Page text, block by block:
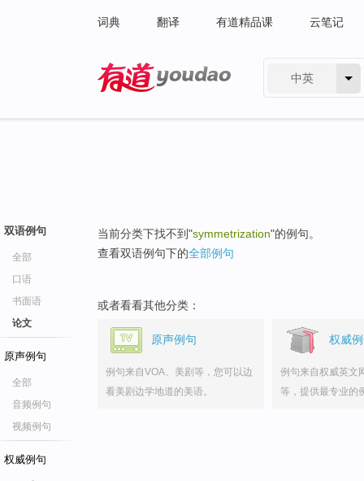
词典 翻译 有道精品课 云笔记
中英
双语例句
全部
口语
书面语
论文
原声例句
全部
音频例句
视频例句
权威例句
当前分类下找不到"symmetrization"的例句。
查看双语例句下的全部例句
或者看看其他分类：
原声例句
例句来自VOA、美剧等，您可以边
看美剧边学地道的美语。
权威
例句来自权威英文
等，提供最专业的